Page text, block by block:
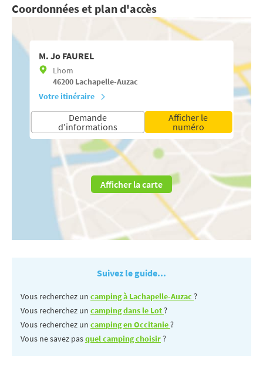
Coordonnées et plan d'accès
M. Jo FAUREL
Lhom
46200 Lachapelle-Auzac
Votre itinéraire
Demande
d'informations
Afficher le
numéro
Afficher la carte
Suivez le guide...
Vous recherchez un camping à Lachapelle-Auzac ?
Vous recherchez un camping dans le Lot?
Vous recherchez un camping en Occitanie?
Vous ne savez pasquel camping choisir?